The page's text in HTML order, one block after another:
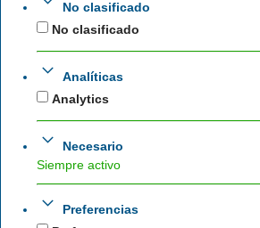
No clasificado
No clasificado
Analíticas
Analytics
Necesario
Siempre activo
Preferencias